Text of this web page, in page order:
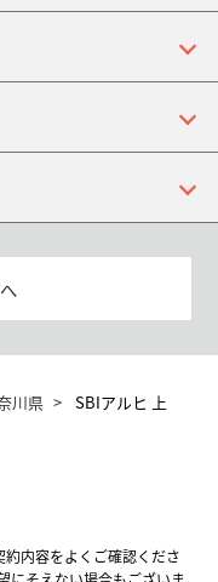
川県
SBIアルヒ 上
内容をよくご確認くださ